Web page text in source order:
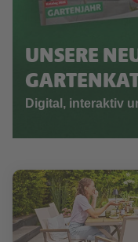
UNSERE
Digital, interaktiv